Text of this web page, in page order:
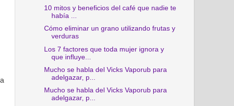
10 mitos y beneficios del café que nadie te
había ...
Cómo eliminar un grano utilizando frutas y
verduras
Los 7 factores que toda mujer ignora y
que influye...
Mucho se habla del Vicks Vaporub para
adelgazar, p...
Mucho se habla del Vicks Vaporub para
adelgazar, p...